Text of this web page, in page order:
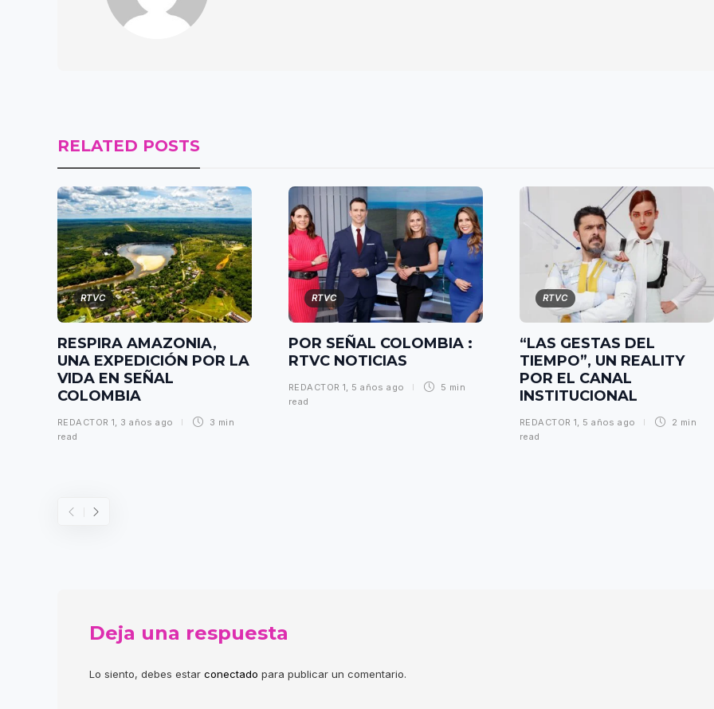
RELATED POSTS
RTVC
RESPIRA AMAZONIA,
UNA EXPEDICIÓN POR LA
VIDA EN SEÑAL
COLOMBIA
REDACTOR 1, 3 años ago
3 min
read
RTVC
POR SEÑAL COLOMBIA :
RTVC NOTICIAS
REDACTOR 1, 5 años ago
5 min
read
RTVC
“LAS GESTAS DEL
TIEMPO”, UN REALITY
POR EL CANAL
INSTITUCIONAL
REDACTOR 1, 5 años ago
2 min
read
Deja una respuesta
Lo siento, debes estar conectado para publicar un comentario.